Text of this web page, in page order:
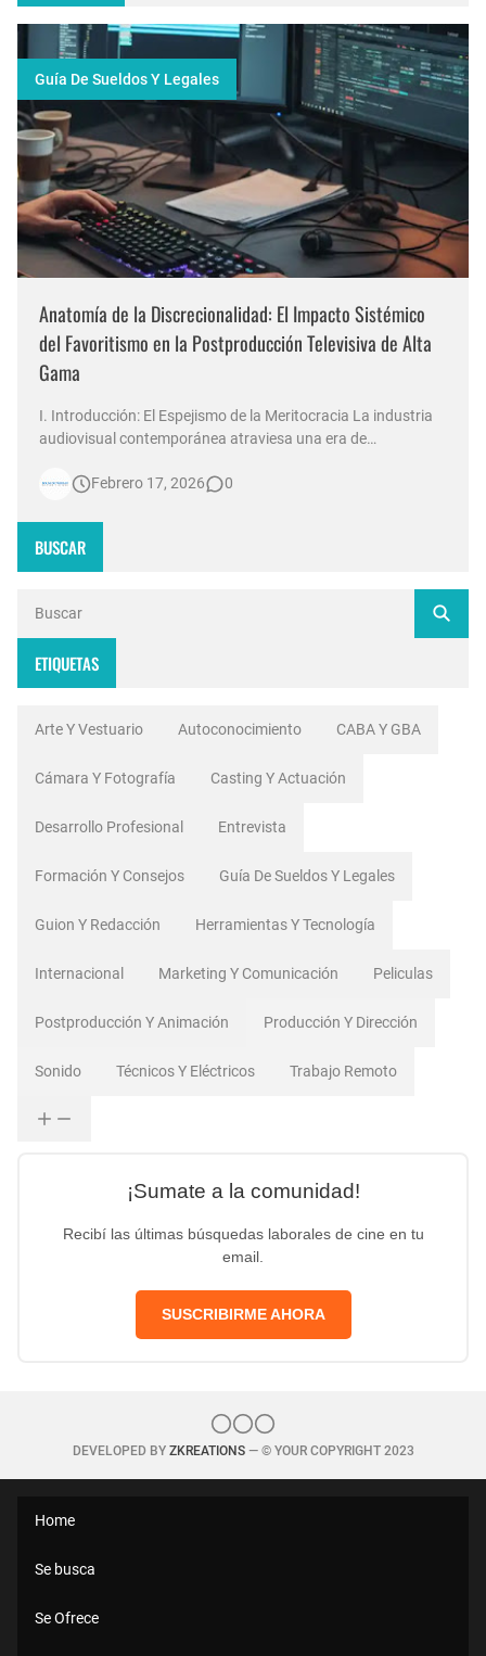
Guía De Sueldos Y Legales
Anatomía de la Discrecionalidad: El Impacto Sistémico
del Favoritismo en la Postproducción Televisiva de Alta
Gama
I. Introducción: El Espejismo de la Meritocracia La industria
audiovisual contemporánea atraviesa una era de
noticias en Argentina invierten millones de dólares en
Febrero 17, 2026 0
BUSCAR
ETIQUETAS
Arte Y Vestuario Autoconocimiento CABA Y GBA
Cámara Y Fotografía Casting Y Actuación
Desarrollo Profesional Entrevista
Formación Y Consejos Guía De Sueldos Y Legales
Guion Y Redacción Herramientas Y Tecnología
Internacional Marketing Y Comunicación Peliculas
Postproducción Y Animación Producción Y Dirección
Sonido Técnicos Y Eléctricos Trabajo Remoto
¡Sumate a la comunidad!
Recibí las últimas búsquedas laborales de cine en tu
email.
SUSCRIBIRME AHORA
DEVELOPED BY ZKREATIONS— © YOUR COPYRIGHT 2023
Home
Se busca
Se Ofrece